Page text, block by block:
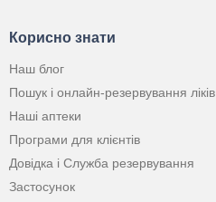
Корисно знати
Наш блог
Пошук і онлайн-резервування ліків
Наші аптеки
Програми для клієнтів
Довідка і Служба резервування
Застосунок